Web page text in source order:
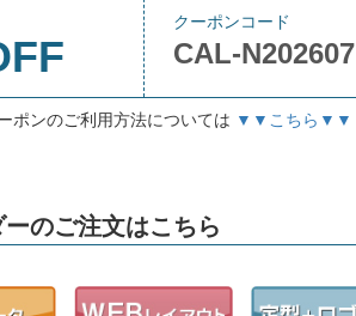
クーポンコード
CAL-N202607
ポンのご利用方法については ▼▼こちら▼▼
ーのご注文はこちら